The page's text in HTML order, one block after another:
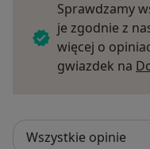
Sprawdzamy
je zgodnie z
więcej o
gwiazdek na